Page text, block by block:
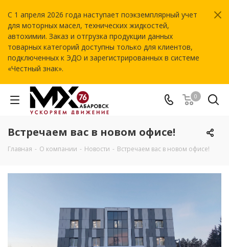
С 1 апреля 2026 года наступает поэкземплярный учет
для моторных масел, технических жидкостей,
автохимии. Заказ и отгрузка продукции данных
товарных категорий доступны только для клиентов,
подключенных к ЭДО и зарегистрированных в системе
«Честный знак».
0
Встречаем вас в новом офисе!
Главная - О компании - Новости - Встречаем вас в новом офисе!